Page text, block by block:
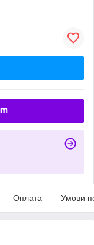
Оплата Умови